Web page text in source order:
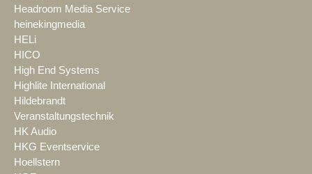
Headroom Media Service
heinekingmedia
HELi
HICO
High End Systems
Highlite International
Hildebrandt
Veranstaltungstechnik
HK Audio
HKG Eventservice
Hoellstern